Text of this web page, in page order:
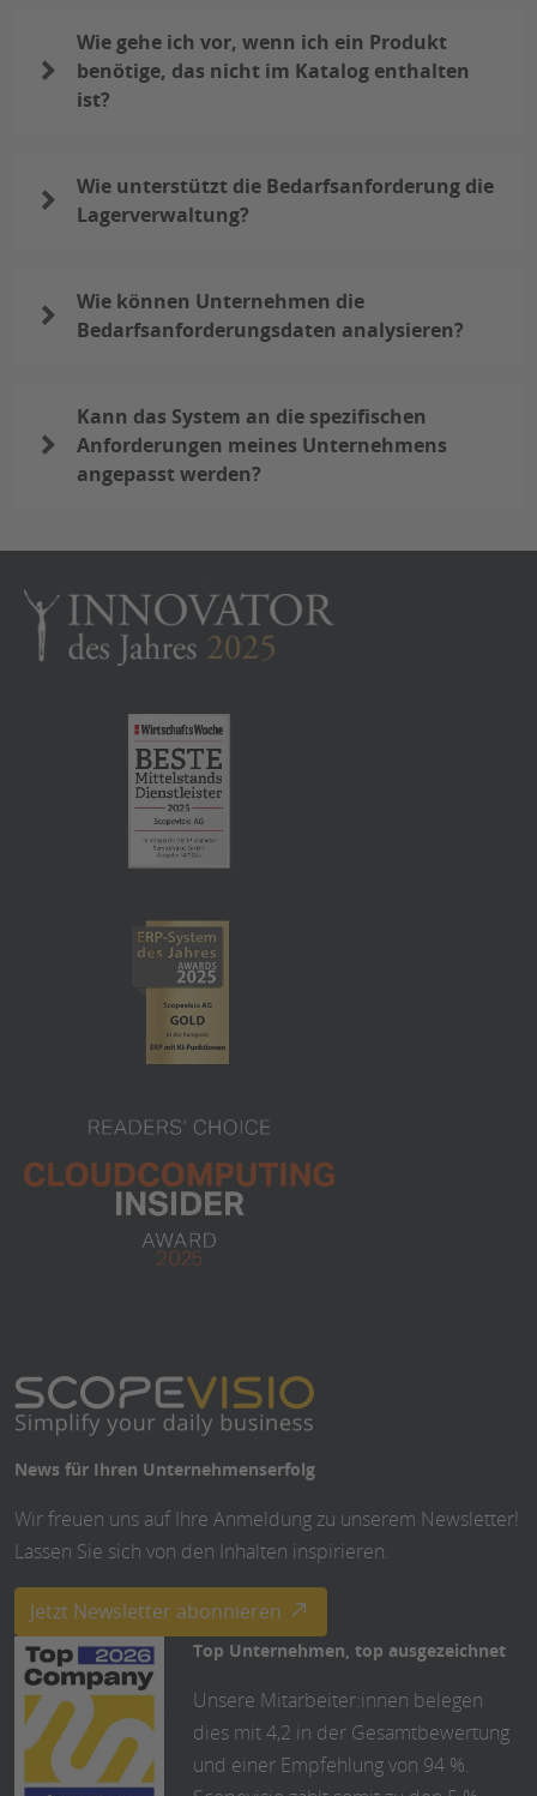
Wie gehe ich vor, wenn ich ein Produkt
benötige, das nicht im Katalog enthalten
ist?
Wie unterstützt die Bedarfsanforderung die
Lagerverwaltung?
Wie können Unternehmen die
Bedarfsanforderungsdaten analysieren?
Kann das System an die spezifischen
Anforderungen meines Unternehmens
angepasst werden?
News für Ihren Unternehmenserfolg
Wir freuen uns auf Ihre Anmeldung zu unserem Newsletter!
Lassen Sie sich von den Inhalten inspirieren.
Jetzt Newsletter abonnieren
Top Unternehmen, top ausgezeichnet
Unsere Mitarbeiter:innen belegen
dies mit 4,2 in der Gesamtbewertung
und einer Empfehlung von 94 %.